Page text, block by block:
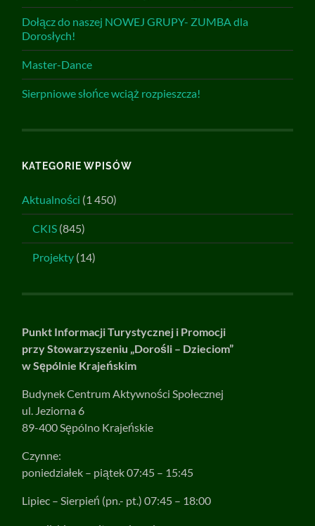
Dołącz do naszej NOWEJ GRUPY- ZUMBA dla
Dorosłych!
Master-Dance
Sierpniowe słońce wciąż rozpieszcza!
KATEGORIE WPISÓW
Aktualności (1 450)
CKIS (845)
Projekty (14)
Punkt Informacji Turystycznej i Promocji
przy Stowarzyszeniu „Dorośli – Dzieciom”
w Sępólnie Krajeńskim
Budynek Centrum Aktywności Społecznej
ul. Jeziorna 6
89-400 Sępólno Krajeńskie
Czynne:
poniedziałek – piątek 07:45 – 15:45
Lipiec – Sierpień (pn.- pt.) 07:45 – 18:00